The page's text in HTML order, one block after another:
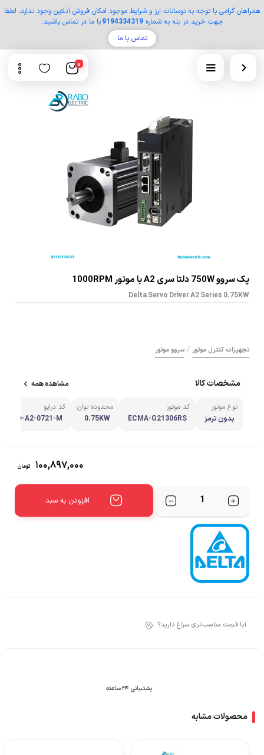
همراهان گرامی با توجه به نوسانات ارز و شرایط موجود امکان فروش آنلاین وجود ندارد، لطفا
جهت خرید در بله به شماره9194334319با ما در تماس باشید.
تماس با ما
0
پک سروو 750W دلتا سری A2 با موتور 1000RPM
Delta Servo Driver A2 Series 0.75KW
تجهیزات کنترل موتور / سروو موتور
مشخصات کالا مشاهده همه
نوع موتور
بدون ترمز
کد موتور
ECMA-G21306RS
محدوده توان
0.75KW
کد درایو
ASD-A2-0721-M
۱۰۰,۸۹۷,۰۰۰ تومان
تعداد
افزودن به سبد
آیا قیمت مناسب‌تری سراغ دارید؟
پشتیبانی 24 ساعته
محصولات مشابه